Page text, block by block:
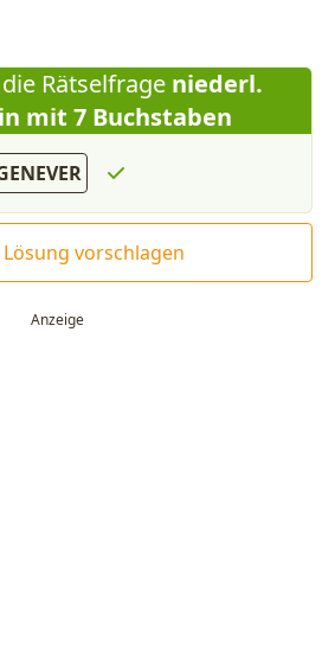
Rätselfrage niederl.
mit 7 Buchstaben
vorschlagen